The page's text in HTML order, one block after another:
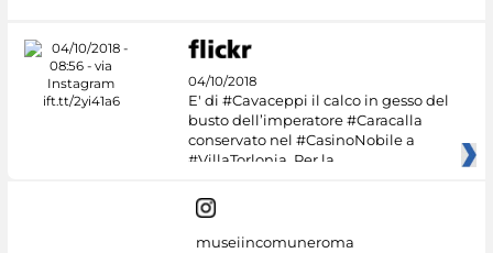
04/10/2018
E' di #Cavaceppi il calco in gesso del
busto dell’imperatore #Caracalla
conservato nel #CasinoNobile a
#VillaTorlonia. Per la
museiincomuneroma